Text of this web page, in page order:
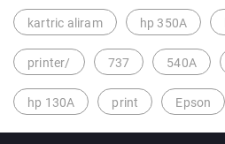
kartric aliram hp 350A
printer/ 737 540A
hp 130A print Epson